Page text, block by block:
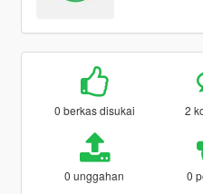
0 berkas disukai 2
0 unggahan 0